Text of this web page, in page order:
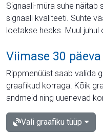
Signaali-müra suhe näitab
signaali kvaliteeti. Suhte
loetakse heaks. Muul juhul
Viimase 30
Rippmenüüst saab valida
graafikud korraga. Kõik
andmeid ning uuenevad
Vali graafiku tüüp